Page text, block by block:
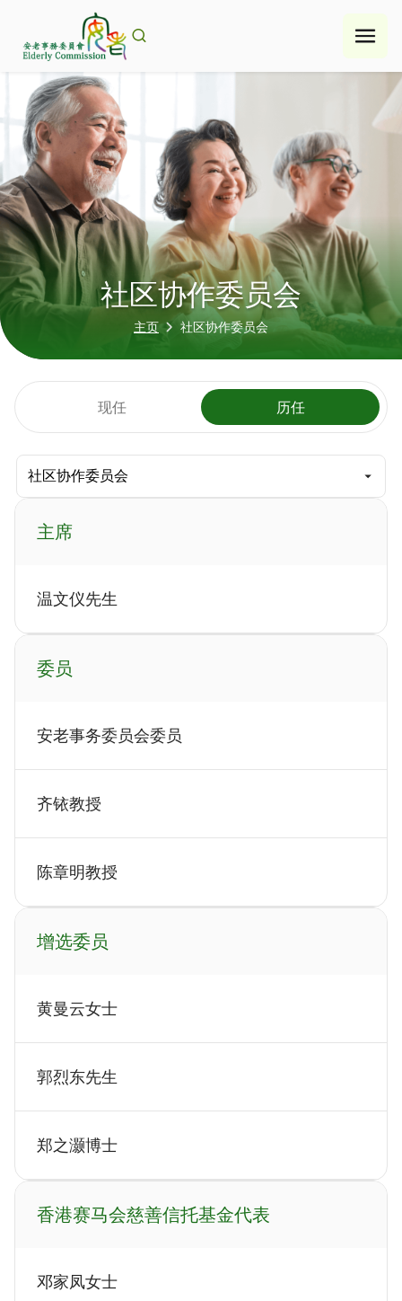
社区协作委员会
主页 社区协作委员会
现任 历任
主席
温文仪先生
委员
安老事务委员会委员
齐铱教授
陈章明教授
增选委员
黄曼云女士
郭烈东先生
郑之灏博士
香港赛马会慈善信托基金代表
邓家凤女士